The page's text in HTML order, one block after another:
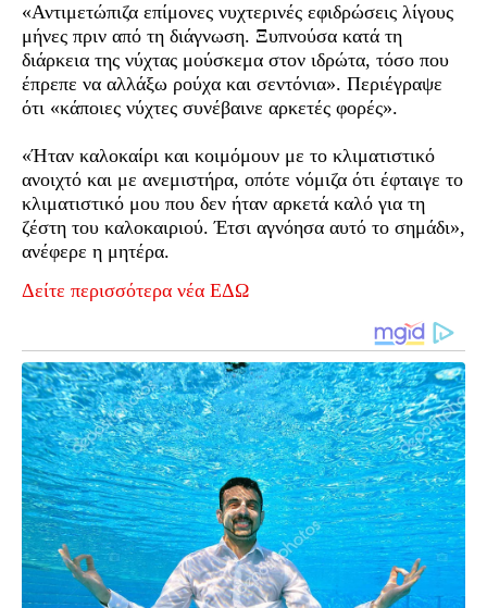
«Αντιμετώπιζα επίμονες νυχτερινές εφιδρώσεις λίγους
μήνες πριν από τη διάγνωση. Ξυπνούσα κατά τη
διάρκεια της νύχτας μούσκεμα στον ιδρώτα, τόσο που
έπρεπε να αλλάξω ρούχα και σεντόνια». Περιέγραψε
ότι «κάποιες νύχτες συνέβαινε αρκετές φορές».
«Ήταν καλοκαίρι και κοιμόμουν με το κλιματιστικό
ανοιχτό και με ανεμιστήρα, οπότε νόμιζα ότι έφταιγε το
κλιματιστικό μου που δεν ήταν αρκετά καλό για τη
ζέστη του καλοκαιριού. Έτσι αγνόησα αυτό το σημάδι»,
ανέφερε η μητέρα.
Δείτε περισσότερα νέα ΕΔΩ